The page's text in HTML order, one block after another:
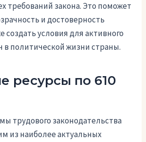
требований закона. Это поможет
и достоверность
создать условия для активного
в политической жизни страны.
ресурсы по 610
трудового законодательства
из наиболее актуальных